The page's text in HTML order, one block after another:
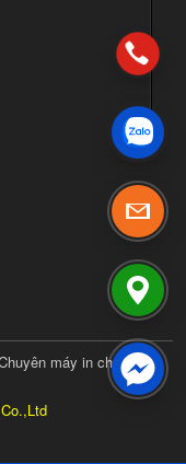
máy in chuyển